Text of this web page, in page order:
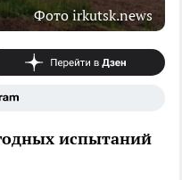
Фото irkutsk.news
испытаний